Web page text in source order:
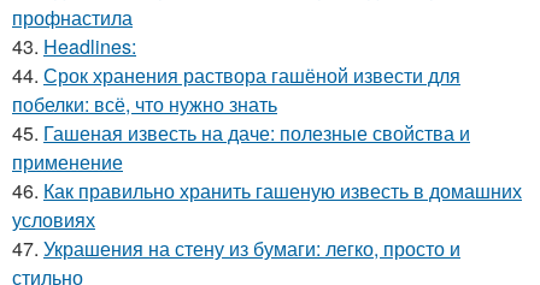
профнастила
43. Headlines:
44. Срок хранения раствора гашёной извести для
побелки: всё, что нужно знать
45. Гашеная известь на даче: полезные свойства и
применение
46. Как правильно хранить гашеную известь в домашних
условиях
47. Украшения на стену из бумаги: легко, просто и
стильно